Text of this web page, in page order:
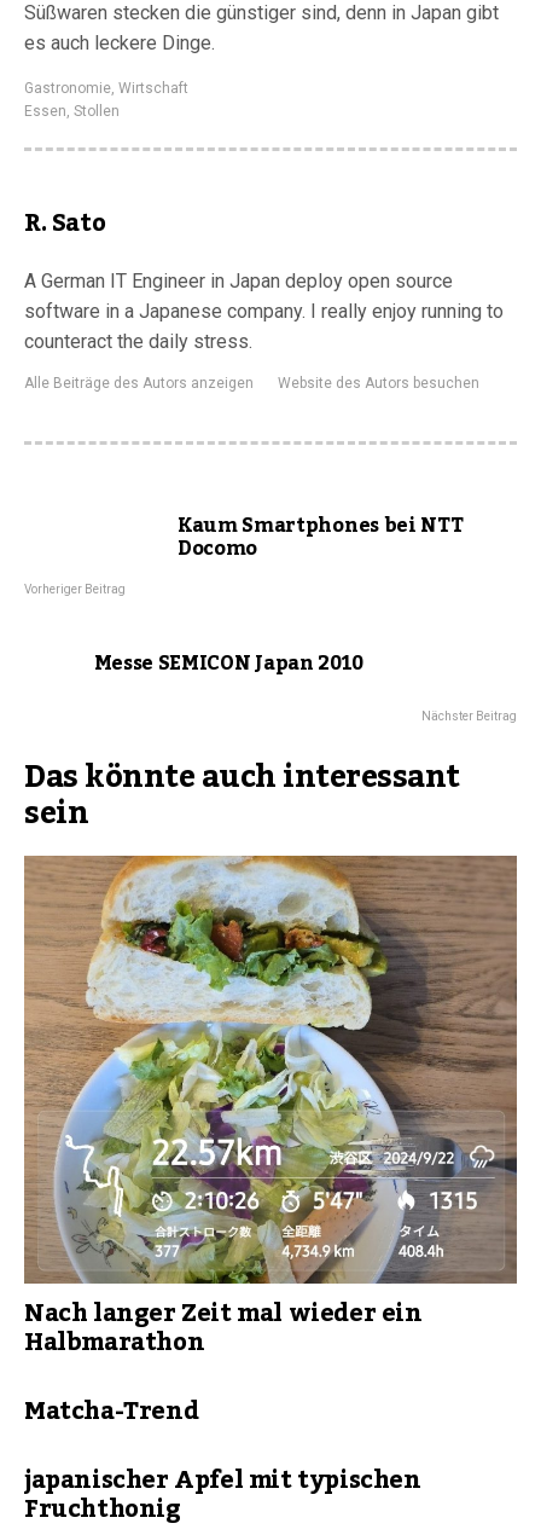
Süßwaren stecken die günstiger sind, denn in Japan gibt
es auch leckere Dinge.
Gastronomie, Wirtschaft
Essen, Stollen
R. Sato
A German IT Engineer in Japan deploy open source
software in a Japanese company. I really enjoy running to
counteract the daily stress.
Alle Beiträge des Autors anzeigen Website des Autors besuchen
Kaum Smartphones bei NTT
Docomo
Vorheriger Beitrag
Messe SEMICON Japan 2010
Nächster Beitrag
Das könnte auch interessant
sein
Nach langer Zeit mal wieder ein
Halbmarathon
Matcha-Trend
japanischer Apfel mit typischen
Fruchthonig